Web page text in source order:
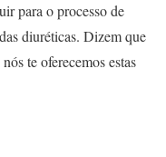
para o processo de
diuréticas. Dizem que
te oferecemos estas